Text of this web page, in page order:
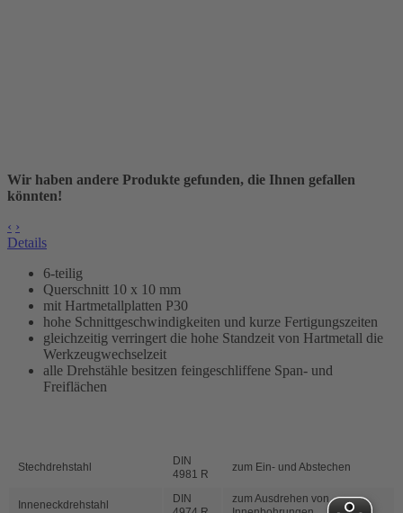
Wir haben andere Produkte gefunden, die Ihnen gefallen
könnten!
‹ ›
Details
6-teilig
Querschnitt 10 x 10 mm
mit Hartmetallplatten P30
hohe Schnittgeschwindigkeiten und kurze Fertigungszeiten
gleichzeitig verringert die hohe Standzeit von Hartmetall die
Werkzeugwechselzeit
alle Drehstähle besitzen feingeschliffene Span- und
Freiflächen
Stechdrehstahl
DIN
4981 R
zum Ein- und Abstechen
Inneneckdrehstahl
DIN
zum Ausdrehen von